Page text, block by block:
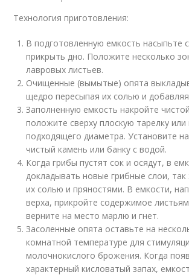
Технология приготовления:
В подготовленную емкость насыпьте
прикрыть дно. Положите несколько
лавровых листьев.
Очищенные (вымытые) опята
щедро пересыпая их солью и
Заполненную емкость накройте
положите сверху плоскую тарелку
подходящего диаметра. Установите
чистый камень или банку с водой.
Когда грибы пустят сок и осядут, в
докладывать новые грибные слои,
их солью и пряностями. В емкости,
верха, прикройте содержимое
верните на место марлю и гнет.
Засоленные опята оставьте на
комнатной температуре для
молочнокислого брожения. Когда
характерный кисловатый запах,